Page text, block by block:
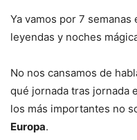
Ya vamos por 7
leyendas y noches
No nos cansamos de
qué jornada tras jornada
los más importantes no
Europa.